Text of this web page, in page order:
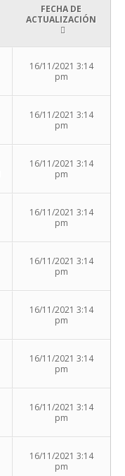
FECHA DE
ACTUALIZACIÓN
16/11/2021 3:14
pm
16/11/2021 3:14
pm
16/11/2021 3:14
pm
16/11/2021 3:14
pm
16/11/2021 3:14
pm
16/11/2021 3:14
pm
16/11/2021 3:14
pm
16/11/2021 3:14
pm
16/11/2021 3:14
pm